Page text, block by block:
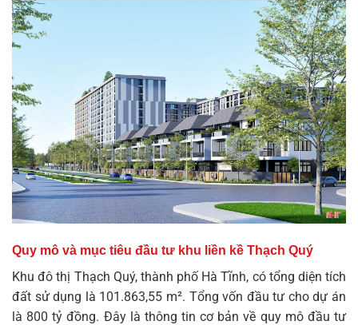
Quy mô và mục tiêu đầu tư khu liền kề Thạch Quý
Khu đô thị Thạch Quý, thành phố Hà Tĩnh, có tổng diện tích
đất sử dụng là 101.863,55 m². Tổng vốn đầu tư cho dự án
là 800 tỷ đồng. Đây là thông tin cơ bản về quy mô đầu tư